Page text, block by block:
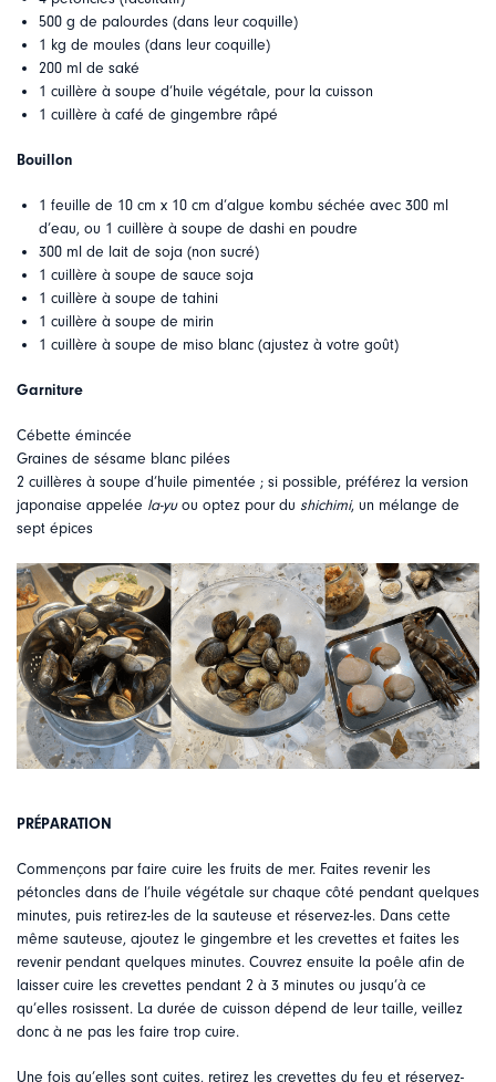
500 g de palourdes (dans leur coquille)
1 kg de moules (dans leur coquille)
200 ml de saké
1 cuillère à soupe d’huile végétale, pour la cuisson
1 cuillère à café de gingembre râpé
Bouillon
1 feuille de 10 cm x 10 cm d’algue kombu séchée avec 300 ml
d’eau, ou 1 cuillère à soupe de dashi en poudre
300 ml de lait de soja (non sucré)
1 cuillère à soupe de sauce soja
1 cuillère à soupe de tahini
1 cuillère à soupe de mirin
1 cuillère à soupe de miso blanc (ajustez à votre goût)
Garniture
Cébette émincée
Graines de sésame blanc pilées
2 cuillères à soupe d’huile pimentée ; si possible, préférez la version
japonaise appelée la-yuou optez pour du shichimi, un mélange de
sept épices
PRÉPARATION
Commençons par faire cuire les fruits de mer. Faites revenir les
pétoncles dans de l’huile végétale sur chaque côté pendant quelques
minutes, puis retirez-les de la sauteuse et réservez-les. Dans cette
même sauteuse, ajoutez le gingembre et les crevettes et faites les
revenir pendant quelques minutes. Couvrez ensuite la poêle afin de
laisser cuire les crevettes pendant 2 à 3 minutes ou jusqu’à ce
qu’elles rosissent. La durée de cuisson dépend de leur taille, veillez
donc à ne pas les faire trop cuire.
Une fois qu’elles sont cuites, retirez les crevettes du feu et réservez-